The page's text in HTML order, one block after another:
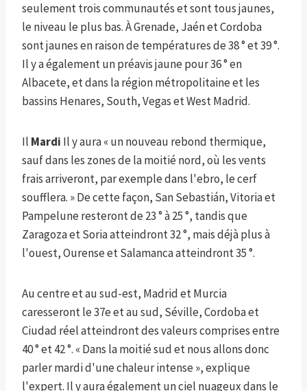
seulement trois communautés et sont tous jaunes,
le niveau le plus bas. À Grenade, Jaén et Cordoba
sont jaunes en raison de températures de 38 ° et 39 °.
Il y a également un préavis jaune pour 36 ° en
Albacete, et dans la région métropolitaine et les
bassins Henares, South, Vegas et West Madrid.
Il Mardi Il y aura « un nouveau rebond thermique,
sauf dans les zones de la moitié nord, où les vents
frais arriveront, par exemple dans l'ebro, le cerf
soufflera. » De cette façon, San Sebastián, Vitoria et
Pampelune resteront de 23 ° à 25 °, tandis que
Zaragoza et Soria atteindront 32 °, mais déjà plus à
l'ouest, Ourense et Salamanca atteindront 35 °.
Au centre et au sud-est, Madrid et Murcia
caresseront le 37e et au sud, Séville, Cordoba et
Ciudad réel atteindront des valeurs comprises entre
40 ° et 42 °. « Dans la moitié sud et nous allons donc
parler mardi d'une chaleur intense », explique
l'expert. Il y aura également un ciel nuageux dans le